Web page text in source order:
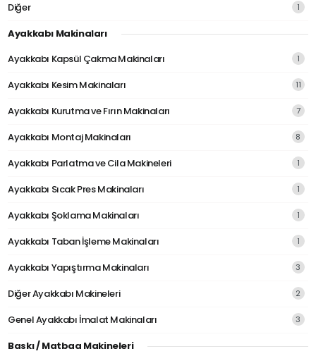
Diğer
1
Ayakkabı Makinaları
Ayakkabı Kapsül Çakma Makinaları
1
Ayakkabı Kesim Makinaları 11
Ayakkabı Kurutma ve Fırın Makinaları 7
Ayakkabı Montaj Makinaları 8
Ayakkabı Parlatma ve Cila Makineleri 1
Ayakkabı Sıcak Pres Makinaları 1
Ayakkabı Şoklama Makinaları 1
Ayakkabı Taban İşleme Makinaları 1
Ayakkabı Yapıştırma Makinaları 3
Diğer Ayakkabı Makineleri 2
Genel Ayakkabı İmalat Makinaları 3
Baskı / Matbaa Makineleri